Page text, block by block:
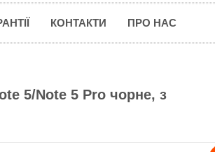
КОНТАКТИ ПРО НАС
5/Note 5 Pro чорне, з